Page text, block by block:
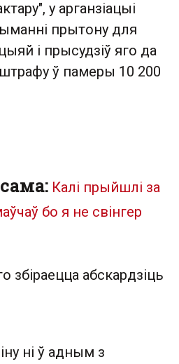
у арганзіацыі
прытону для
і прысудзіў яго да
штрафу ў памеры 10 200
Калі прыйшлі за
бо я не свінгер
збіраецца абскардзіць
ні ў адным з